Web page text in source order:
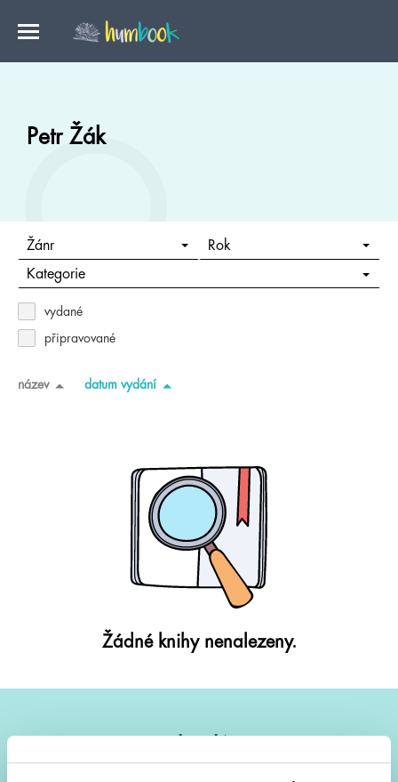
Petr Žák
Žánr Rok
Kategorie
vydané
připravované
název datum vydání
Žádné knihy nenalezeny.